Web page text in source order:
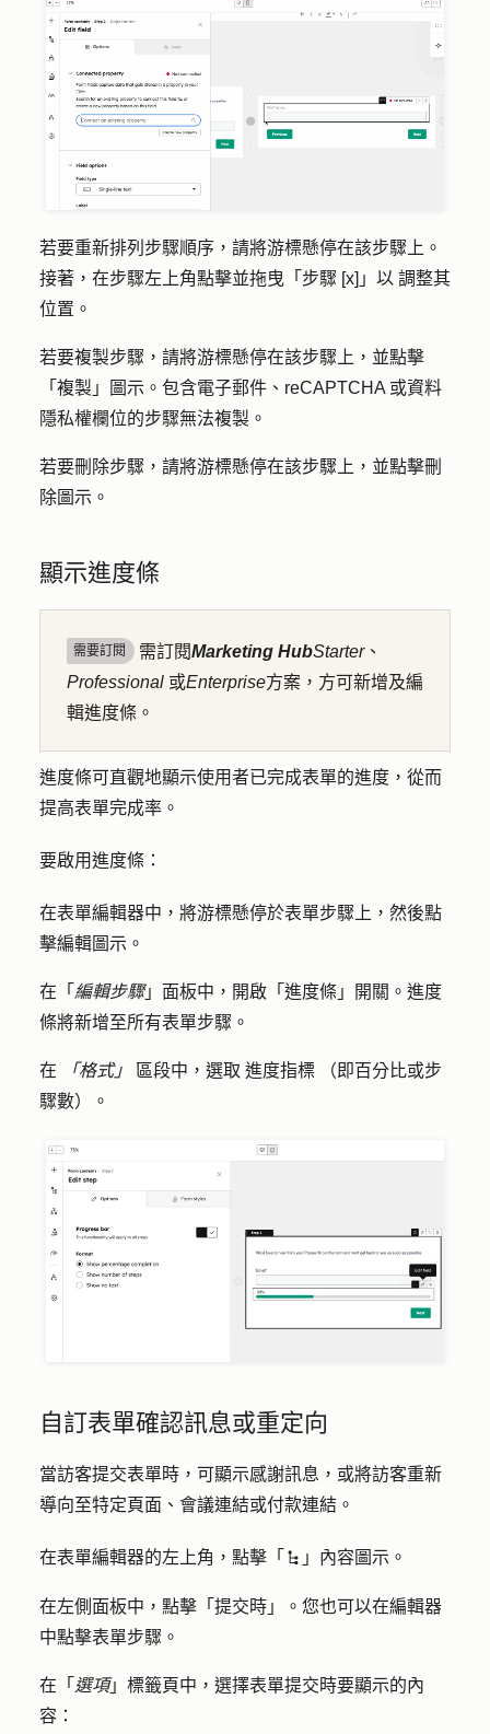
若要重新排列步驟順序，請將游標懸停在該步驟上。
接著，在步驟左上角點擊並拖曳「 步驟 [x]」以 調整其
位置。
若要複製步驟，請將游標懸停在該步驟上，並點擊
「 複製」圖示 。包含電子郵件、reCAPTCHA 或資料
隱私權欄位的步驟無法複製。
若要刪除步驟，請將游標懸停在該步驟上，並點擊刪
除圖示 。
顯示進度條
需要訂閱 需訂閱Marketing HubStarter、
Professional 或Enterprise方案，方可新增及編
輯進度條。
進度條可直觀地顯示使用者已完成表單的進度，從而
提高表單完成率。
要啟用進度條：
在表單編輯器中，將游標懸停於表單步驟上，然後點
擊編輯圖示。
在「 編輯步驟」面板中，開啟「 進度條 」開關。進度
條將新增至所有表單步驟。
在 「格式」 區段中，選取 進度指標 （即百分比或步
驟數）。
自訂表單確認訊息或重定向
當訪客提交表單時，可顯示感謝訊息，或將訪客重新
導向至特定頁面、會議連結或付款連結。
在表單編輯器的左上角，點擊「 siteTreeIcon 」 內容圖示 。
在左側面板中，點擊 「提交時」
。您也可以在編輯器
中點擊表單步驟 。
在「 選項」標籤頁中，選擇表單提交時要顯示的內
容：